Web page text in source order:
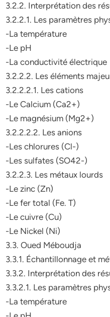
3.2.2. Interprétation des
3.2.2.1. Les paramètres
-La température
-Le pH
-La conductivité électrique
3.2.2.2. Les éléments
3.2.2.2.1. Les cations
-Le Calcium (Ca2+)
-Le magnésium (Mg2+)
3.2.2.2.2. Les anions
-Les chlorures (Cl-)
-Les sulfates (SO42-)
3.2.2.3. Les métaux lourds
-Le zinc (Zn)
-Le fer total (Fe. T)
-Le cuivre (Cu)
-Le Nickel (Ni)
3.3. Oued Méboudja
3.3.1. Échantillonnage et
3.3.2. Interprétation des
3.3.2.1. Les paramètres
-La température